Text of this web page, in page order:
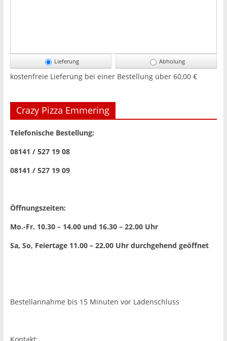
Lieferung Abholung
kostenfreie Lieferung bei einer Bestellung über 60,00 €
Crazy Pizza Emmering
Telefonische Bestellung:
08141 / 527 19 08
08141 / 527 19 09
Öffnungszeiten:
Mo.-Fr. 10.30 – 14.00 und 16.30 – 22.00 Uhr
Sa, So, Feiertage 11.00 – 22.00 Uhr durchgehend geöffnet
Bestellannahme bis 15 Minuten vor Ladenschluss